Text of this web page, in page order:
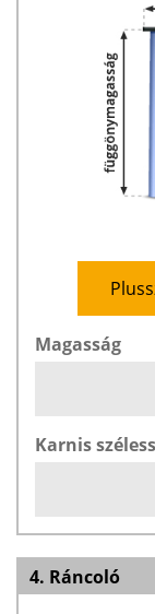
Magasság
Karnis
4. Ráncoló